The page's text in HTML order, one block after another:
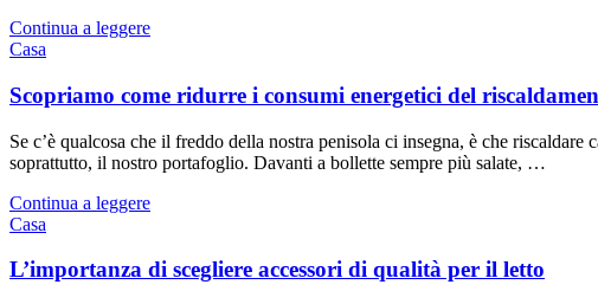
Continua a leggere
Casa
Scopriamo come ridurre i consumi energetici del
Se c’è qualcosa che il freddo della nostra penisola ci insegna, è che
soprattutto, il nostro portafoglio. Davanti a bollette sempre più salate, …
Continua a leggere
Casa
L’importanza di scegliere accessori di qualità per il letto